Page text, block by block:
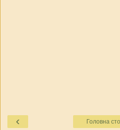
‹ Головна